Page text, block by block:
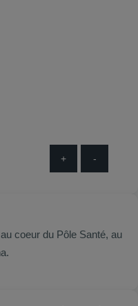
+ -
coeur du Pôle Santé, au